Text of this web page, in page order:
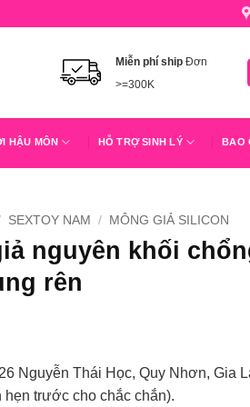
Miễn phí shipĐơn
>=300K
HẬU MÔN HỖ TRỢ SINH LÝ BAO
SEXTOY NAM / MÔNG GIẢ SILICON
nguyên khối
rên
Nguyễn Thái Học, Quy Nhơn, Gia
hẹn trước cho chắc chắn).